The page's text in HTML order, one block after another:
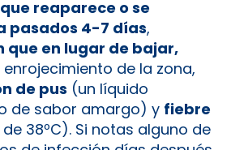
reaparece o se
pasados 4-7 días,
que en lugar de bajar,
enrojecimiento de la zona,
de pus (un líquido
de sabor amargo) y fiebre
38ºC). Si notas alguno de